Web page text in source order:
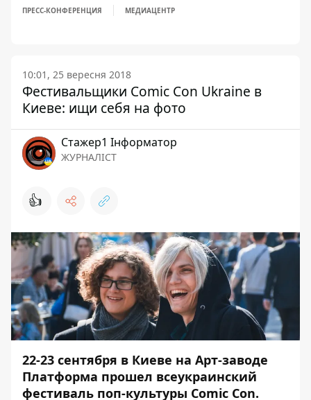
ПРЕСС-КОНФЕРЕНЦИЯ
МЕДИАЦЕНТР
10:01, 25 вересня 2018
Фестивальщики Comic Con Ukraine в
Киеве: ищи себя на фото
Стажер1 Інформатор
ЖУРНАЛІСТ
👍
22-23 сентября в Киеве на Арт-заводе
Платформа прошел всеукраинский
фестиваль поп-культуры Comic Con.